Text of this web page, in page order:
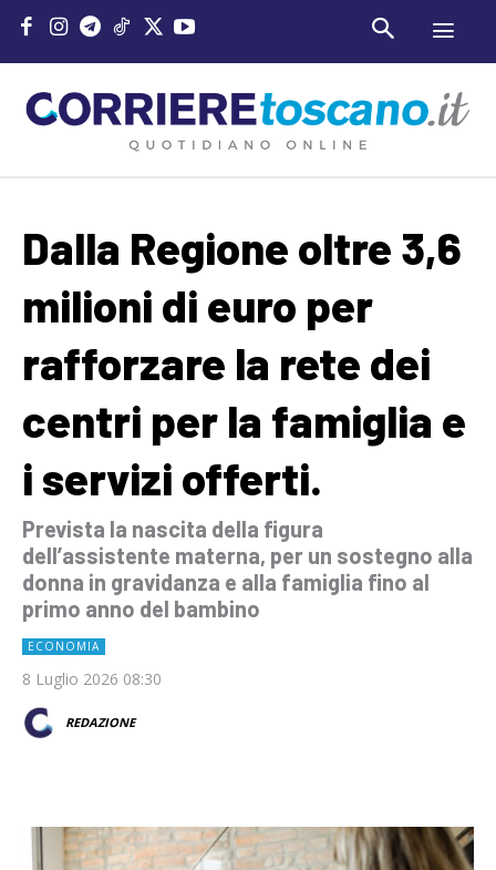
Dalla Regione oltre 3,6
milioni di euro per
rafforzare la rete dei
centri per la famiglia e
i servizi offerti.
Prevista la nascita della figura
dell’assistente materna, per un sostegno alla
donna in gravidanza e alla famiglia fino al
primo anno del bambino
ECONOMIA
8 Luglio 2026 08:30
REDAZIONE